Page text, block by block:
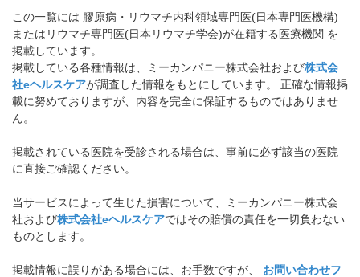
この一覧には 膠原病・リウマチ内科領域専門医(日本専門医機構)
またはリウマチ専門医(日本リウマチ学会)が在籍する医療機関 を
掲載しています。
掲載している各種情報は、ミーカンパニー株式会社および株式会
社eヘルスケアが調査した情報をもとにしています。 正確な情報掲
載に努めておりますが、内容を完全に保証するものではありませ
ん。
掲載されている医院を受診される場合は、事前に必ず該当の医院
に直接ご確認ください。
当サービスによって生じた損害について、ミーカンパニー株式会
社および株式会社eヘルスケアではその賠償の責任を一切負わない
ものとします。
掲載情報に誤りがある場合には、お手数ですが、 お問い合わせフ